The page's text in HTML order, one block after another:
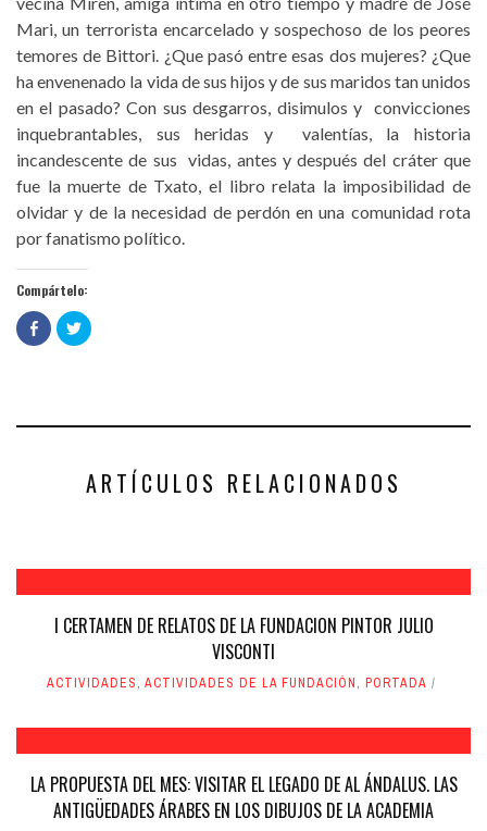
Mari, un terrorista encarcelado y sospechoso de los peores
temores de Bittori. ¿Que pasó entre esas dos mujeres? ¿Que
ha envenenado la vida de sus hijos y de sus maridos tan unidos
en el pasado? Con sus desgarros, disimulos y convicciones
inquebrantables, sus heridas y valentías, la historia
incandescente de sus vidas, antes y después del cráter que
fue la muerte de Txato, el libro relata la imposibilidad de
olvidar y de la necesidad de perdón en una comunidad rota
por fanatismo político.
Compártelo:
Haz
clic
para
en
Haz
clic
en
ARTÍCULOS RELACIONADOS
I CERTAMEN DE RELATOS DE LA FUNDACION PINTOR JULIO
VISCONTI
ACTIVIDADES, ACTIVIDADES DE LA FUNDACIÓN, PORTADA
LA PROPUESTA DEL MES: VISITAR EL LEGADO DE AL ÁNDALUS. LAS
ANTIGÜEDADES ÁRABES EN LOS DIBUJOS DE LA ACADEMIA